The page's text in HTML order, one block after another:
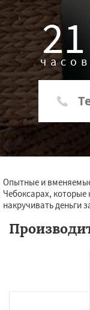
21
часов
Опытные и
Чебоксарах, которые
накручивать деньги